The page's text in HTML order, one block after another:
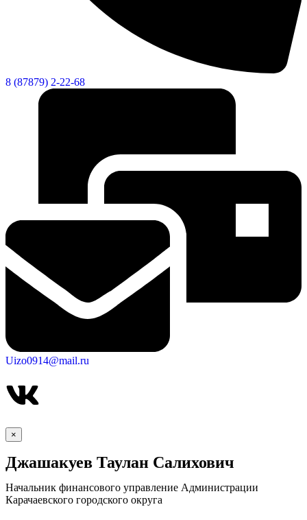
8 (87879) 2-22-68
Uizo0914@mail.ru
×
Джашакуев Таулан Салихович
Начальник финансового управление Администрации
Карачаевского городского округа